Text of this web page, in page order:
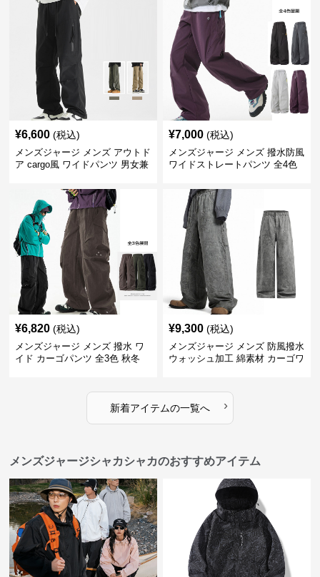
¥6,600 (税込)
メンズジャージ メンズ アウトド
ア cargo風 ワイドパンツ 男女兼
¥7,000 (税込)
メンズジャージ メンズ 撥水防風
ワイドストレートパンツ 全4色
¥6,820 (税込)
メンズジャージ メンズ 撥水 ワ
イド カーゴパンツ 全3色 秋冬
¥9,300 (税込)
メンズジャージ メンズ 防風撥水
ウォッシュ加工 綿素材 カーゴワ
新着アイテムの一覧へ ›
メンズジャージシャカシャカのおすすめアイテム